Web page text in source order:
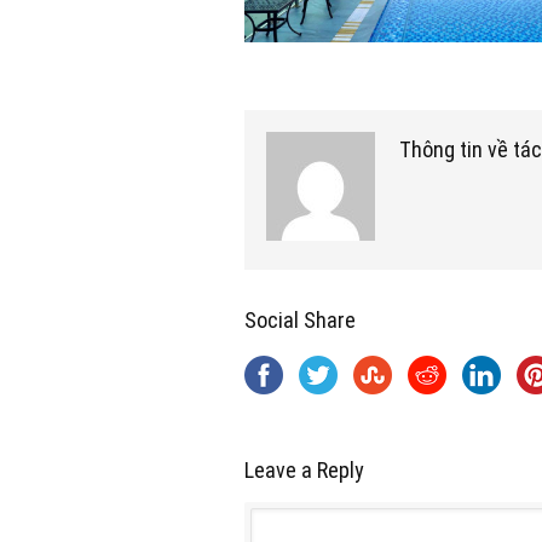
Thông tin về
Social Share
Leave a Reply